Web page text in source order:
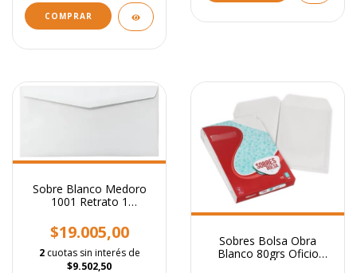
COMPRAR
Sobre Blanco Medoro
1001 Retrato 1
$19.005,00
2 cuotas sin interés de
$9.502,50
Sobres Bolsa Obra
Blanco 80grs Oficio